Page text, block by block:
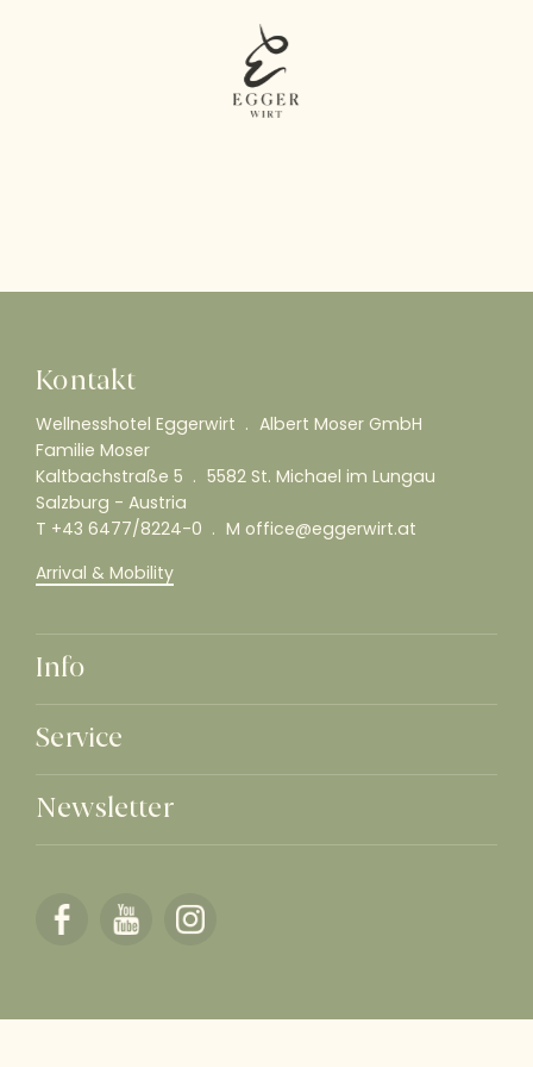
Kontakt
Wellnesshotel Eggerwirt
Albert Moser GmbH
Familie Moser
Kaltbachstraße 5
5582 St. Michael im Lungau
Salzburg - Austria
T +43 6477/8224-0 M office@eggerwirt.at
Arrival & Mobility
Info
Service
Newsletter